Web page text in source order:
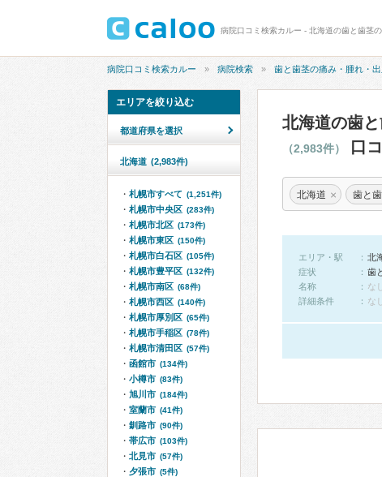
病院口コミ検索カルー 病院検索 歯と歯茎の痛み・腫れ・出
北海道の歯
（2,983件） 口
北海道 × 歯と
エリア・駅
北
症状
歯
名称
なし
詳細条件
な
エリアを絞り込む
都道府県を選択
北海道 (2,983件)
札幌市すべて (1,251件)
札幌市中央区 (283件)
札幌市北区 (173件)
札幌市東区 (150件)
札幌市白石区 (105件)
札幌市豊平区 (132件)
札幌市南区 (68件)
札幌市西区 (140件)
札幌市厚別区 (65件)
札幌市手稲区 (78件)
札幌市清田区 (57件)
函館市 (134件)
小樽市 (83件)
旭川市 (184件)
室蘭市 (41件)
釧路市 (90件)
帯広市 (103件)
北見市 (57件)
夕張市 (5件)